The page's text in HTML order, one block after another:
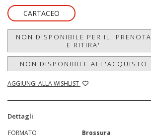
CARTACEO
NON DISPONIBILE PER IL 'PRENOTA
E RITIRA'
NON DISPONIBILE ALL'ACQUISTO
AGGIUNGI ALLA WISHLIST
Dettagli
FORMATO
Brossura